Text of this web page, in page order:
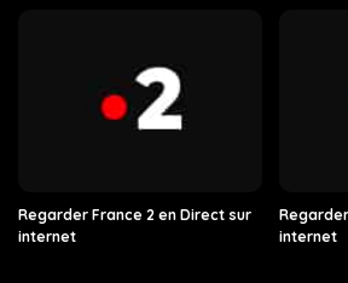
Regarder France 2 en Direct sur
internet
internet